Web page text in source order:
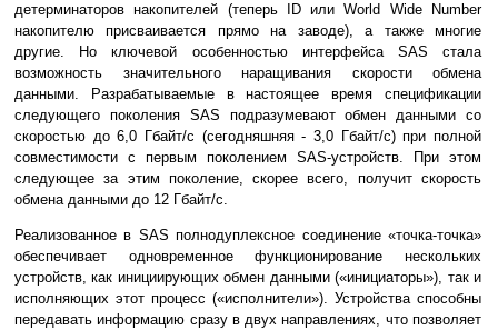
детерминаторов накопителей (теперь ID или World Wide Number
накопителю присваивается прямо на заводе), а также многие
другие. Но ключевой особенностью интерфейса SAS стала
возможность значительного наращивания скорости обмена
данными. Разрабатываемые в настоящее время спецификации
следующего поколения SAS подразумевают обмен данными со
скоростью до 6,0 Гбайт/с (сегодняшняя - 3,0 Гбайт/с) при полной
совместимости с первым поколением SAS-устройств. При этом
следующее за этим поколение, скорее всего, получит скорость
обмена данными до 12 Гбайт/с.
Реализованное в SAS полнодуплексное соединение «точка-точка»
обеспечивает одновременное функционирование нескольких
устройств, как инициирующих обмен данными («инициаторы»), так и
исполняющих этот процесс («исполнители»). Устройства способны
передавать информацию сразу в двух направлениях, что позволяет